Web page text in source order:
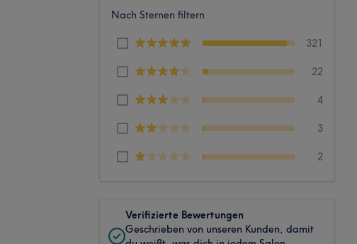
Nach Sternen filtern
321
22
4
3
2
Verifizierte Bewertungen
Geschrieben von unseren Kunden, damit